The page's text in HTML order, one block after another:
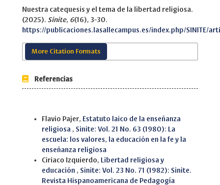
Nuestra catequesis y el tema de la libertad religiosa.
(2025). Sinite, 6(16), 3-30.
https://publicaciones.lasallecampus.es/index.php/SINITE/
More Citation Formats
Referencias
Flavio Pajer, Estatuto laico de la enseñanza
religiosa , Sinite: Vol. 21 No. 63 (1980): La
escuela: los valores, la educación en la fe y la
enseñanza religiosa
Ciriaco Izquierdo, Libertad religiosa y
educación , Sinite: Vol. 23 No. 71 (1982): Sinite.
Revista Hispanoamericana de Pedagogía